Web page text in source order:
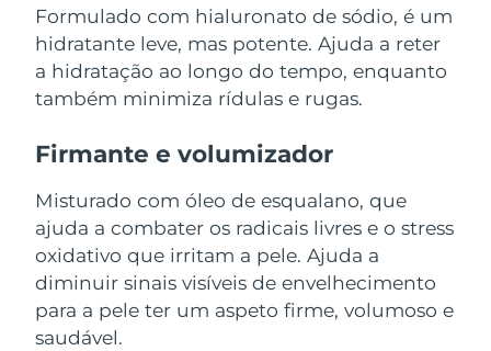
Formulado com hialuronato de sódio, é um
hidratante leve, mas potente. Ajuda a reter
a hidratação ao longo do tempo, enquanto
também minimiza rídulas e rugas.
Firmante e volumizador
Misturado com óleo de esqualano, que
ajuda a combater os radicais livres e o stress
oxidativo que irritam a pele. Ajuda a
diminuir sinais visíveis de envelhecimento
para a pele ter um aspeto firme, volumoso e
saudável.
Advanced pore care essentials
Serum
For healthy hair
issa™ Teeth Whitening Gel
18% PAP
Cosméticos Homens
Comprar todos
FOREO APP
SOBRE
Israel Entrega prevista 14/08/2026
Itália Entrega prevista
Japão Entrega prevista
Jersey Entrega prevista15/08/2026
Cazaquistão Entrega prevista12/08/2026
Kuwait Entrega prevista10/08/2026